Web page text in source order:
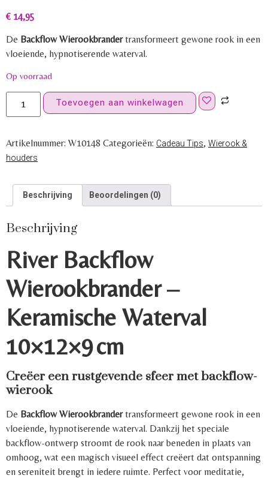
€ 14,95
De Backflow Wierookbrandertransformeert gewone rook in een
vloeiende, hypnotiserende waterval.
Op voorraad
Toevoegen aan winkelwagen
Artikelnummer: W10148 Categorieën: Cadeau Tips, Wierook &
houders
Beschrijving Beoordelingen (0)
Beschrijving
River Backflow
Wierookbrander –
Keramische Waterval
10×12×9 cm
Creëer een rustgevende sfeer met backflow-
wierook
De Backflow Wierookbrandertransformeert gewone rook in een
vloeiende, hypnotiserende waterval. Dankzij het speciale
backflow-ontwerp stroomt de rook naar beneden in plaats van
omhoog, wat een magisch visueel effect creëert dat ontspanning
en sereniteit brengt in iedere ruimte. Perfect voor meditatie,